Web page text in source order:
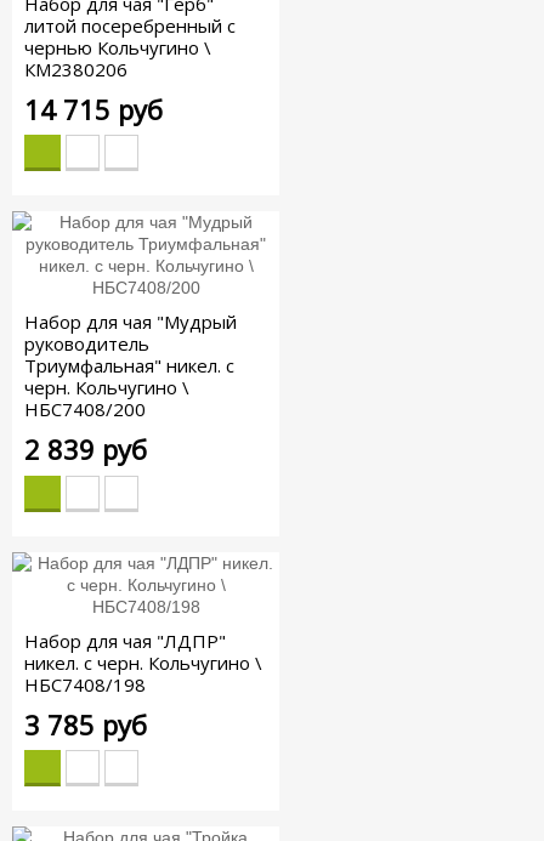
литой посеребренный с
чернью Кольчугино \
КМ2380206
14 715 руб
Набор для чая "Мудрый
руководитель
Триумфальная" никел. с
черн. Кольчугино \
НБС7408/200
2 839 руб
Набор для чая "ЛДПР"
никел. с черн. Кольчугино \
НБС7408/198
3 785 руб